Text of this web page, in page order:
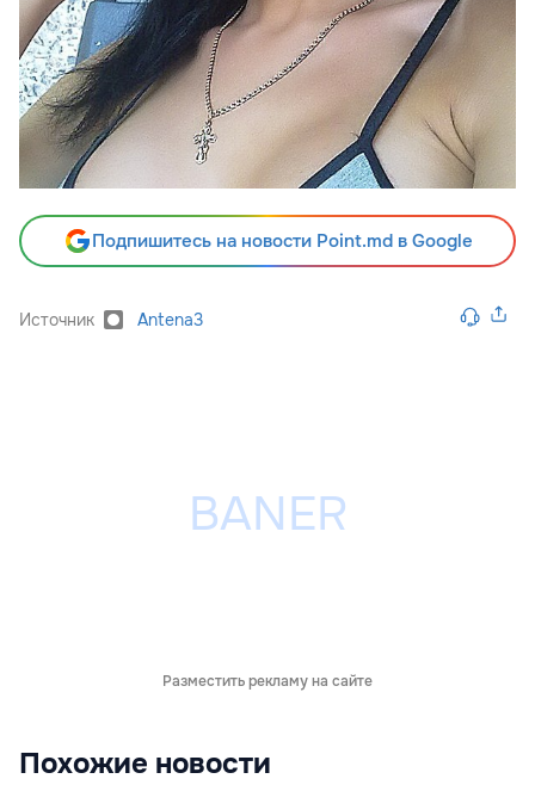
Подпишитесь на новости Point.md в Google
Источник Antena3
Разместить рекламу на сайте
Похожие новости